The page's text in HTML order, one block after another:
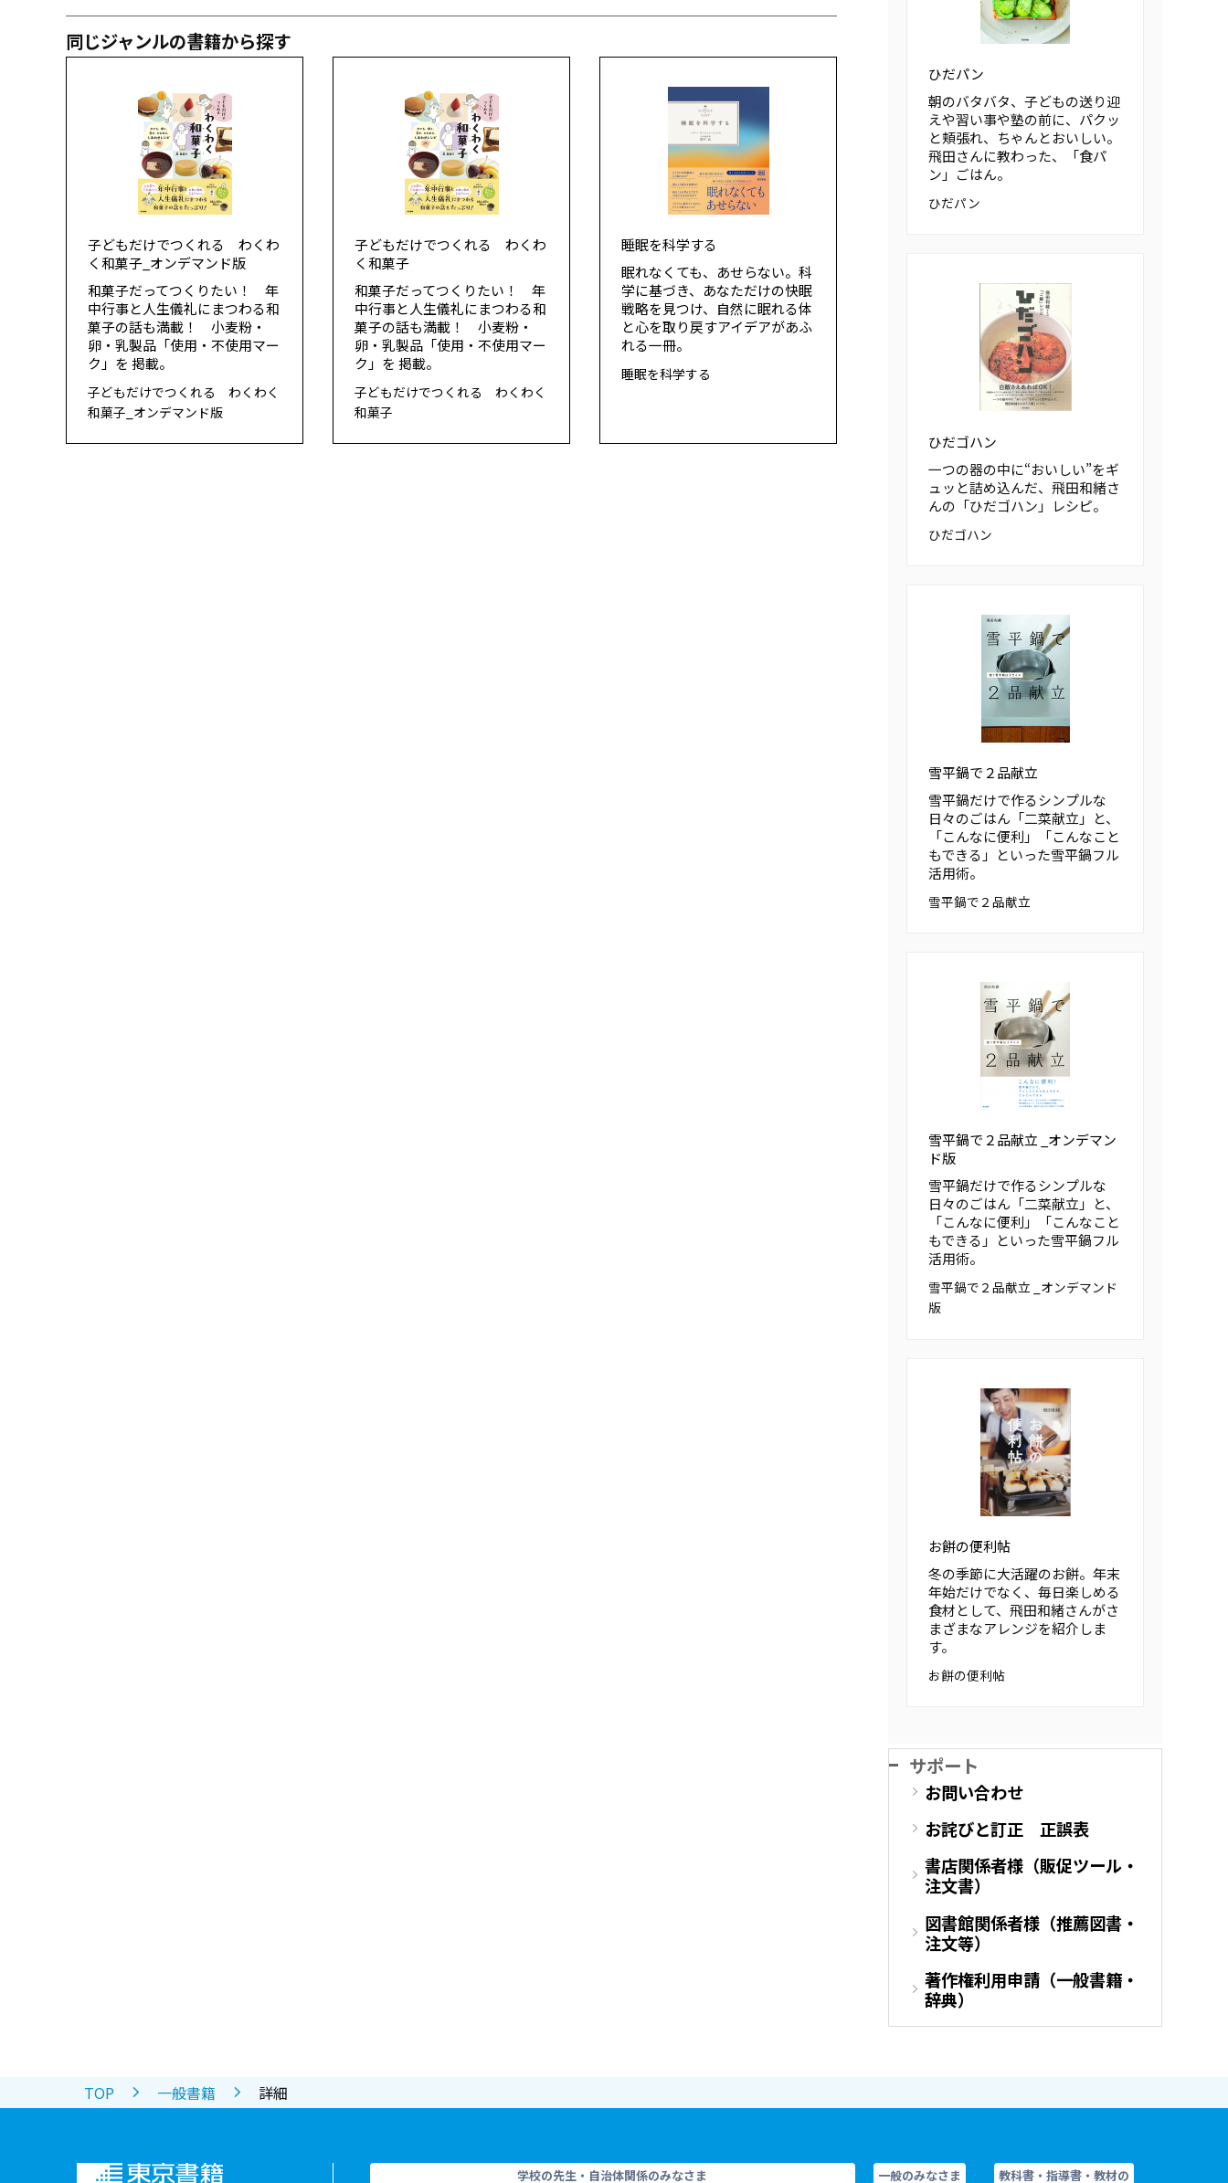
同じジャンルの書籍から探す
子どもだけでつくれる わくわ
く和菓子_オンデマンド版
和菓子だってつくりたい！ 年
中行事と人生儀礼にまつわる和
菓子の話も満載！ 小麦粉・
卵・乳製品「使用・不使用マー
ク」を 掲載。
子どもだけでつくれる わくわく
和菓子_オンデマンド版
子どもだけでつくれる わくわ
く和菓子
和菓子だってつくりたい！ 年
中行事と人生儀礼にまつわる和
菓子の話も満載！ 小麦粉・
卵・乳製品「使用・不使用マー
ク」を 掲載。
子どもだけでつくれる わくわく
和菓子
睡眠を科学する
眠れなくても、あせらない。科
学に基づき、あなただけの快眠
戦略を見つけ、自然に眠れる体
と心を取り戻すアイデアがあふ
れる一冊。
睡眠を科学する
ひだパン
朝のバタバタ、子どもの送り迎
えや習い事や塾の前に、パクッ
と頬張れ、ちゃんとおいしい。
飛田さんに教わった、「食パ
ン」ごはん。
ひだパン
ひだゴハン
一つの器の中に“おいしい”をギ
ュッと詰め込んだ、飛田和緒さ
んの「ひだゴハン」レシピ。
ひだゴハン
雪平鍋で２品献立
雪平鍋だけで作るシンプルな
日々のごはん「二菜献立」と、
「こんなに便利」「こんなこと
もできる」といった雪平鍋フル
活用術。
雪平鍋で２品献立
雪平鍋で２品献立 _オンデマン
ド版
雪平鍋だけで作るシンプルな
日々のごはん「二菜献立」と、
「こんなに便利」「こんなこと
もできる」といった雪平鍋フル
活用術。
雪平鍋で２品献立 _オンデマンド
版
お餅の便利帖
冬の季節に大活躍のお餅。年末
年始だけでなく、毎日楽しめる
食材として、飛田和緒さんがさ
まざまなアレンジを紹介しま
す。
お餅の便利帖
サポート
お問い合わせ
お詫びと訂正 正誤表
書店関係者様（販促ツール・
注文書）
図書館関係者様（推薦図書・
注文等）
著作権利用申請（一般書籍・
辞典）
TOP 一般書籍 詳細
学校の先生・自治体関係のみなさま 一般のみなさま 教科書・指導書・教材の